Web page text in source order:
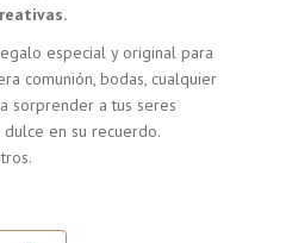
especial y original para
comunión, bodas, cualquier
sorprender a tus seres
en su recuerdo.